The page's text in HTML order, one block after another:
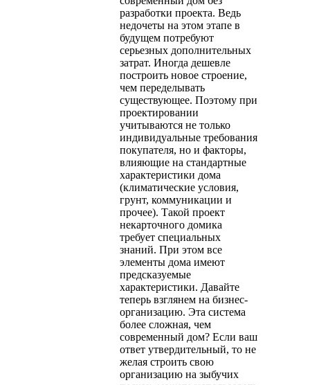
разработки проекта. Ведь
недочеты на этом этапе в
будущем потребуют
серьезных дополнительных
затрат. Иногда дешевле
построить новое строение,
чем переделывать
существующее. Поэтому при
проектировании
учитываются не только
индивидуальные требования
покупателя, но и факторы,
влияющие на стандартные
характеристики дома
(климатические условия,
грунт, коммуникации и
прочее). Такой проект
некарточного домика
требует специальных
знаний. При этом все
элементы дома имеют
предсказуемые
характеристики. Давайте
теперь взглянем на бизнес-
организацию. Эта система
более сложная, чем
современный дом? Если ваш
ответ утвердительный, то не
желая строить свою
организацию на зыбучих